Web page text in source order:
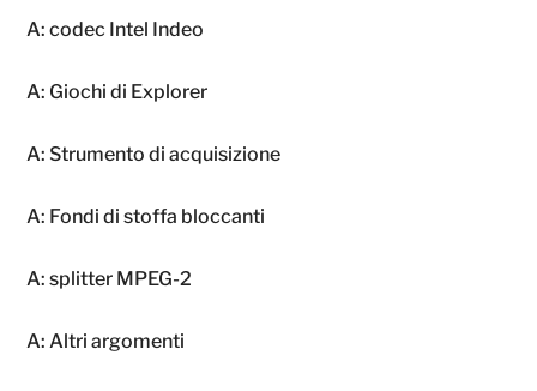
A: codec Intel Indeo
A: Giochi di Explorer
A: Strumento di acquisizione
A: Fondi di stoffa bloccanti
A: splitter MPEG-2
A: Altri argomenti